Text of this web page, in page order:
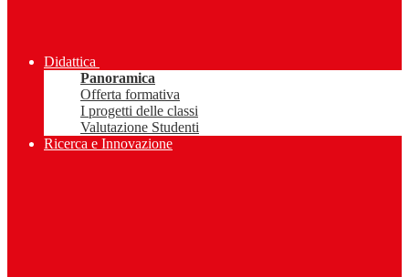
Didattica
Panoramica
Offerta formativa
I progetti delle classi
Valutazione Studenti
Ricerca e Innovazione